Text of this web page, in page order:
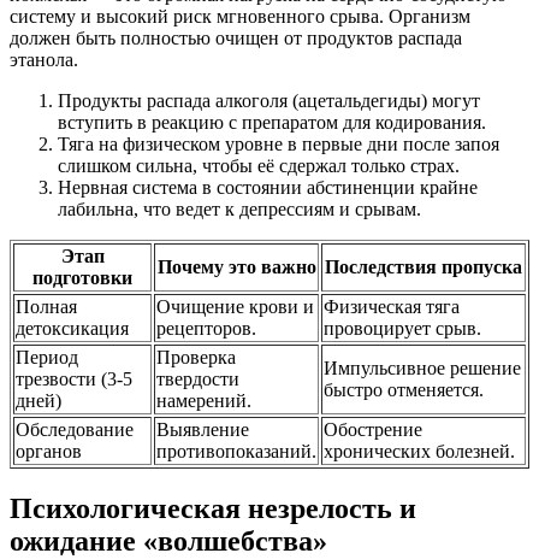
систему и высокий риск мгновенного срыва. Организм
должен быть полностью очищен от продуктов распада
этанола.
Продукты распада алкоголя (ацетальдегиды) могут
вступить в реакцию с препаратом для кодирования.
Тяга на физическом уровне в первые дни после запоя
слишком сильна, чтобы её сдержал только страх.
Нервная система в состоянии абстиненции крайне
лабильна, что ведет к депрессиям и срывам.
Этап
подготовки
Почему это важно Последствия пропуска
Полная
детоксикация
Очищение крови и
рецепторов.
Физическая тяга
провоцирует срыв.
Период
трезвости (3-5
дней)
Проверка
твердости
намерений.
Импульсивное решение
быстро отменяется.
Обследование
органов
Выявление
противопоказаний.
Обострение
хронических болезней.
Психологическая незрелость и
ожидание «волшебства»